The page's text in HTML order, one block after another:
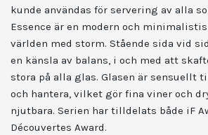
kunde användas för servering av alla
Essence är en modern och
världen med storm. Stående sida vid
en känsla av balans, i och med att
stora på alla glas. Glasen är sensuellt
och hantera, vilket gör fina viner och
njutbara. Serien har tilldelats både iF
Découvertes Award.